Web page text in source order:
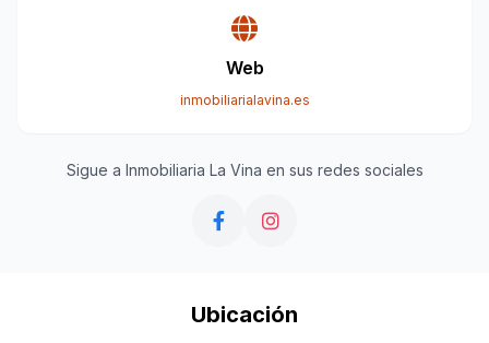
Web
inmobiliarialavina.es
Sigue a Inmobiliaria La Vina en sus redes sociales
Ubicación